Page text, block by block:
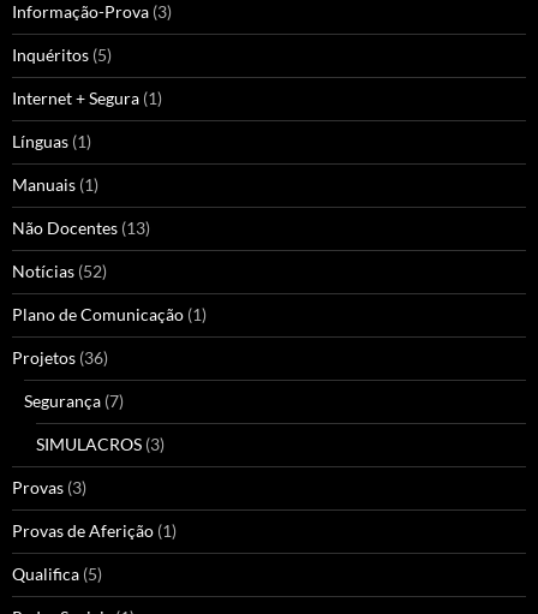
Informação-Prova (3)
Inquéritos (5)
Internet + Segura (1)
Línguas (1)
Manuais (1)
Não Docentes (13)
Notícias (52)
Plano de Comunicação (1)
Projetos (36)
Segurança (7)
SIMULACROS (3)
Provas (3)
Provas de Aferição (1)
Qualifica (5)